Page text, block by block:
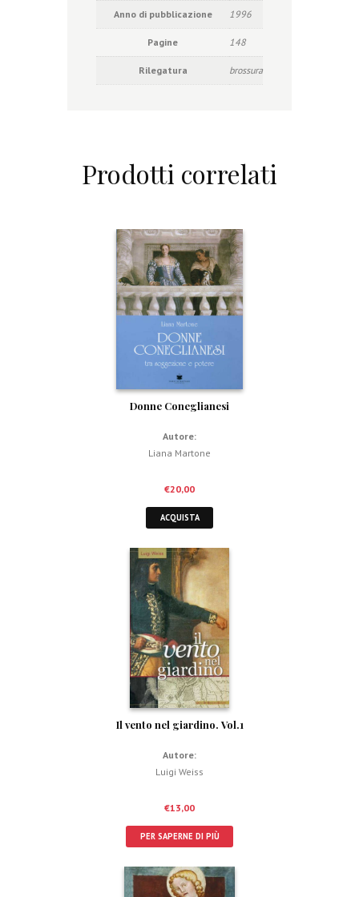
Anno di pubblicazione
1996
Pagine 148
Rilegatura brossura
Prodotti correlati
Donne Coneglianesi
Autore:
Liana Martone
€20,00
ACQUISTA
Il vento nel giardino. Vol.1
Autore:
Luigi Weiss
€13,00
PER SAPERNE DI PIÙ